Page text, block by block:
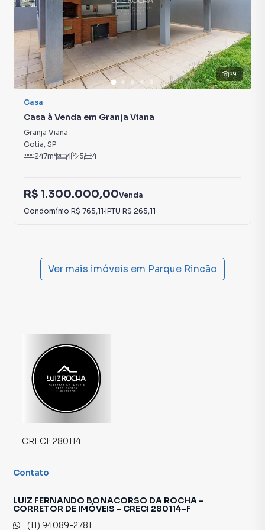
29
Casa
Casa à Venda em Granja Viana
Granja Viana
Cotia, SP
247m² 4 5 4
R$ 1.300.000,00Venda
Condomínio R$ 765,11·IPTU R$ 265,11
Ver mais imóveis em Parque Rincão
CRECI: 280114
Contato
LUIZ FERNANDO BONACORSO DA ROCHA -
CORRETOR DE IMÓVEIS - CRECI 280114-F
(11) 94089-2781